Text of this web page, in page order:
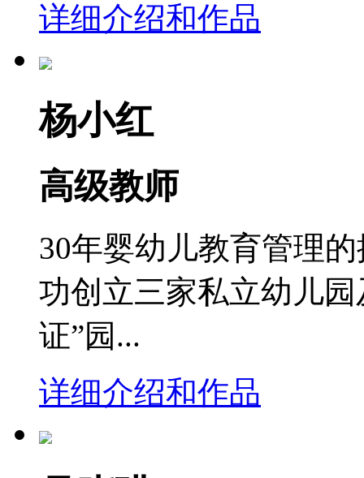
详细介绍和作品
杨小红
高级教师
30年婴幼儿教育管理
功创立三家私立幼儿
证”园...
详细介绍和作品